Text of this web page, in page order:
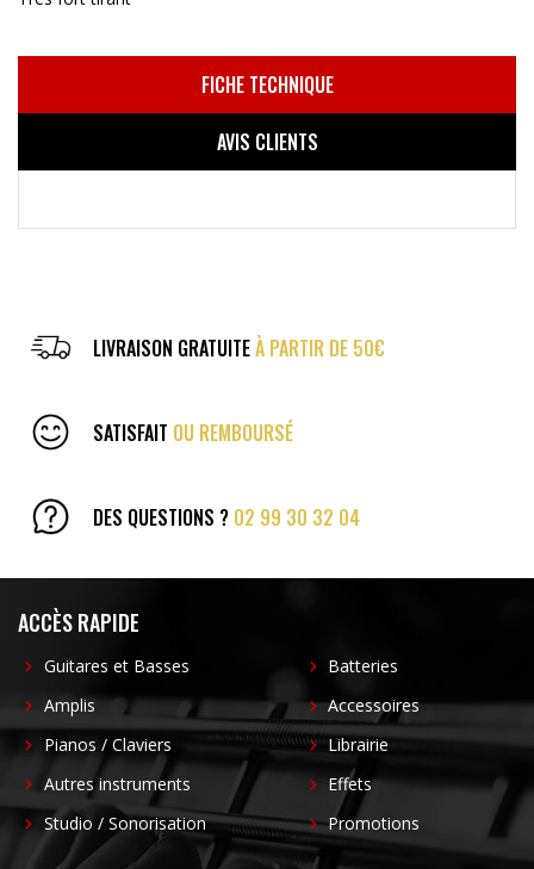
FICHE TECHNIQUE
AVIS CLIENTS
LIVRAISON GRATUITEÀ PARTIR DE 50€
SATISFAIT OU REMBOURSÉ
DES QUESTIONS ? 02 99 30 32 04
ACCÈS RAPIDE
Guitares et Basses
Amplis
Pianos / Claviers
Autres instruments
Studio / Sonorisation
Batteries
Accessoires
Librairie
Effets
Promotions